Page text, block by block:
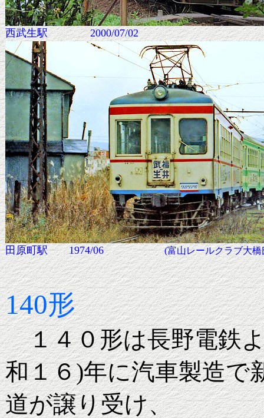
西武生駅 2000/07/02
田原町駅 1974/06(富山レールクラブ大橋
140形
１４０形は長野電鉄よ
和１６)年に汽車製造で
道が譲り受け、